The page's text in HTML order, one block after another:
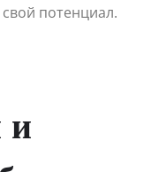
свой потенциал.